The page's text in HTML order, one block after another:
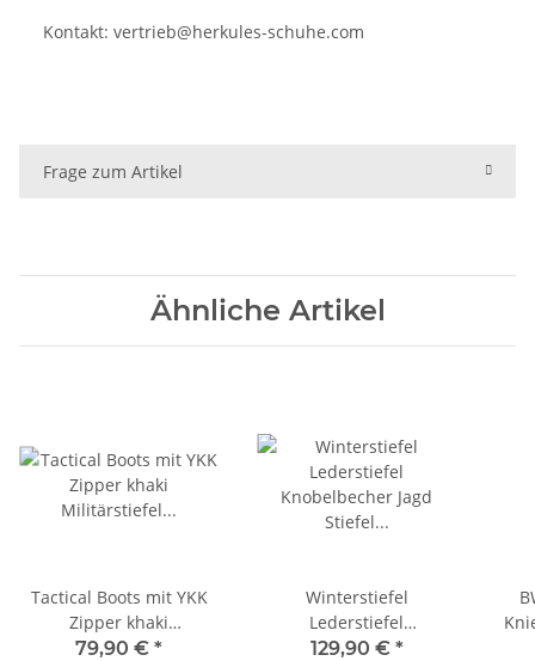
Kontakt: vertrieb@herkules-schuhe.com
Frage zum Artikel
Ähnliche Artikel
Tactical Boots mit YKK
Zipper khaki
Militärstiefel
79,90 € *
Winterstiefel
Lederstiefel
Knobelbecher Jagd
129,90 € *